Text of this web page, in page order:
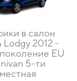
в салон
Lodgy 2012 -
EU
5-ти
местная